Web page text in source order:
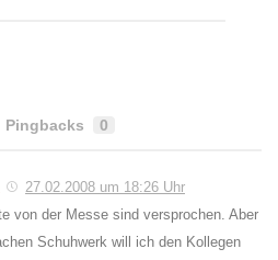
Pingbacks 0
27.02.2008 um 18:26 Uhr
von der Messe sind versprochen. Aber
Schuhwerk will ich den Kollegen